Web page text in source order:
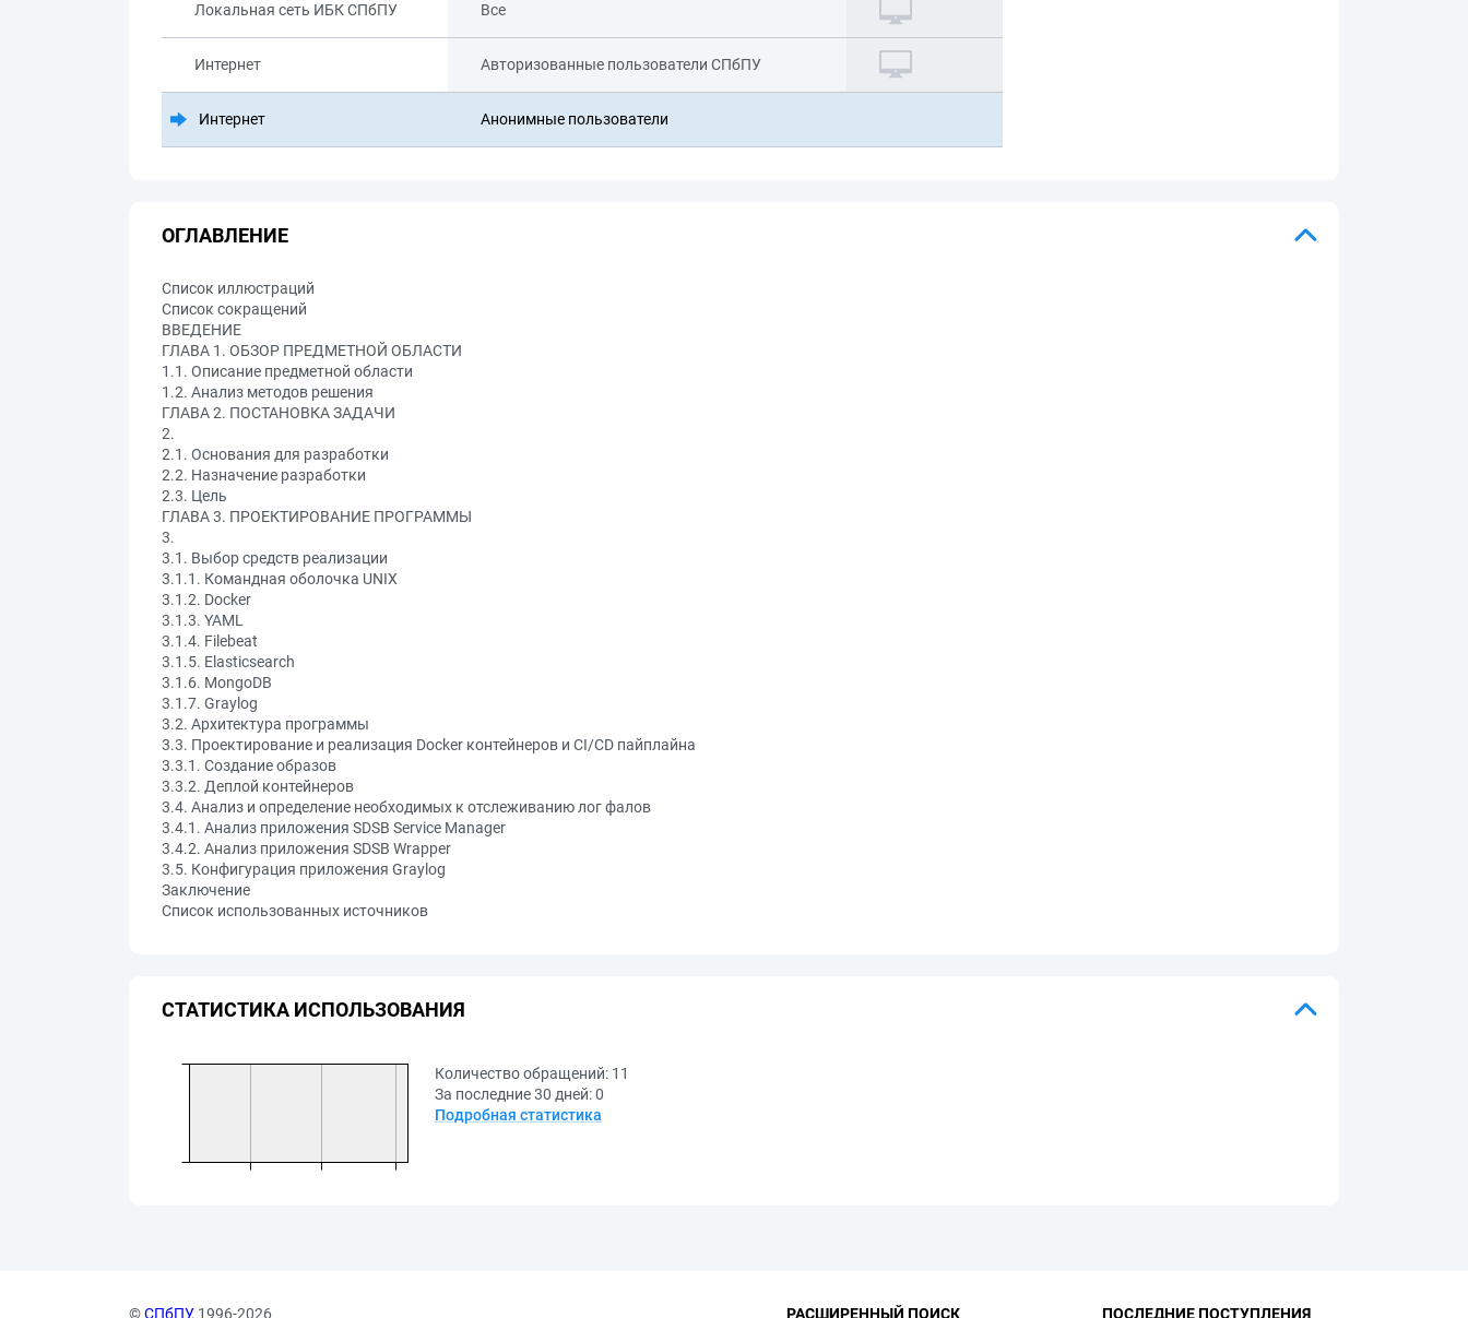
Локальная сеть ИБК СПбПУ Все
Интернет Авторизованные пользователи СПбПУ
Интернет Анонимные пользователи
ОГЛАВЛЕНИЕ
Список иллюстраций
Список сокращений
ВВЕДЕНИЕ
ГЛАВА 1. ОБЗОР ПРЕДМЕТНОЙ ОБЛАСТИ
1.1. Описание предметной области
1.2. Анализ методов решения
ГЛАВА 2. ПОСТАНОВКА ЗАДАЧИ
2.
2.1. Основания для разработки
2.2. Назначение разработки
2.3. Цель
ГЛАВА 3. ПРОЕКТИРОВАНИЕ ПРОГРАММЫ
3.
3.1. Выбор средств реализации
3.1.1. Командная оболочка UNIX
3.1.2. Docker
3.1.3. YAML
3.1.4. Filebeat
3.1.5. Elasticsearch
3.1.6. MongoDB
3.1.7. Graylog
3.2. Архитектура программы
3.3. Проектирование и реализация Docker контейнеров и CI/CD пайплайна
3.3.1. Создание образов
3.3.2. Деплой контейнеров
3.4. Анализ и определение необходимых к отслеживанию лог фалов
3.4.1. Анализ приложения SDSB Service Manager
3.4.2. Анализ приложения SDSB Wrapper
3.5. Конфигурация приложения Graylog
Заключение
Список использованных источников
СТАТИСТИКА ИСПОЛЬЗОВАНИЯ
Количество обращений: 11
За последние 30 дней:0
Подробная статистика
©СПбПУ, 1996-2026 РАСШИРЕННЫЙ ПОИСК ПОСЛЕДНИЕ ПОСТУПЛЕНИЯ